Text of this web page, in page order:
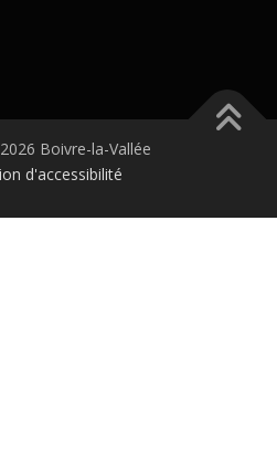
Boivre-la-Vallée
d'accessibilité